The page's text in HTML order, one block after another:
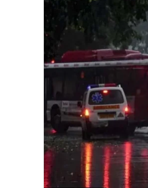
n
e
m
a
i